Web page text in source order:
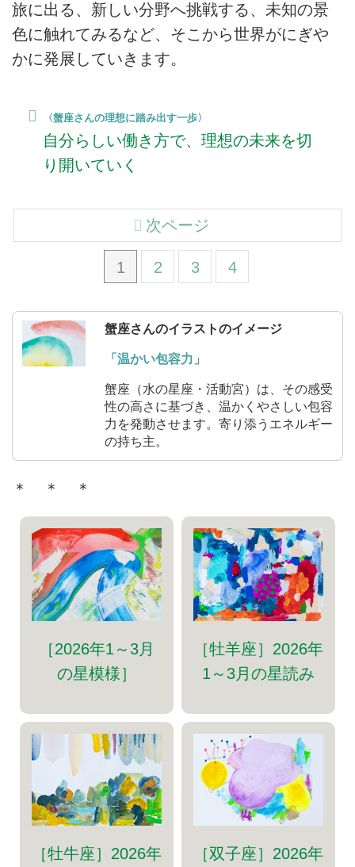
旅に出る、新しい分野へ挑戦する、未知の景
色に触れてみるなど、そこから世界がにぎや
かに発展していきます。
〈蟹座さんの理想に踏み出す一歩〉
自分らしい働き方で、理想の未来を切
り開いていく
1 2 3 4
次ページ
蟹座さんのイラストのイメージ
「温かい包容力」
蟹座（水の星座・活動宮）は、その感受
性の高さに基づき、温かくやさしい包容
力を発動させます。寄り添うエネルギー
の持ち主。
＊ ＊ ＊
［2026年1～3月
の星模様］
［牡羊座］2026年
1～3月の星読み
［牡牛座］2026年
［双子座］2026年